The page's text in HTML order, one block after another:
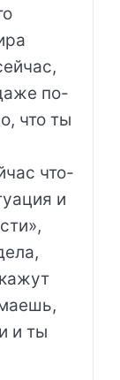
по-
что ты
что-
и
и ты